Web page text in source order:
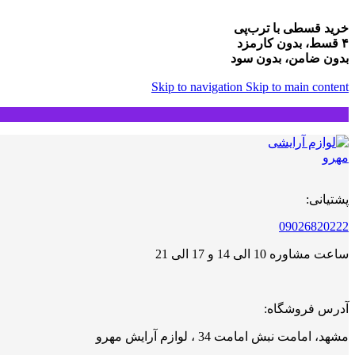
خرید قسطی با ترب‌پی
۴ قسط، بدون کارمزد
بدون ضامن، بدون سود
Skip to navigation Skip to main content
پشتیانی:
09026820222
ساعت مشاوره 10 الی 14 و 17 الی 21
آدرس فروشگاه:
مشهد، امامت نبش امامت 34 ، لوازم آرایش مهرو